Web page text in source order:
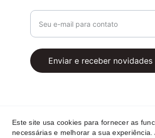
Enviar e receber novidades
Este site usa cookies para fornecer as
necessárias e melhorar a sua experiência.